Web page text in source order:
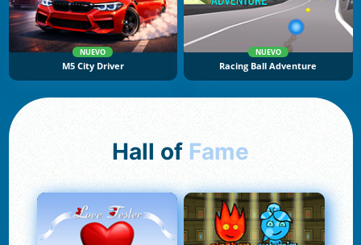
NUEVO
M5 City Driver
NUEVO
Racing Ball Adventure
Hall of Fame